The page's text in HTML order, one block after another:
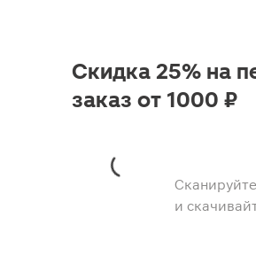
и
Скидка 25% на
заказ от 1000 ₽